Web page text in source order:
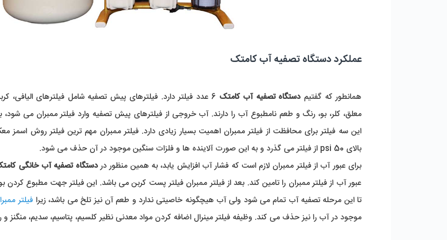
عملکرد دستگاه تصفیه آب کامتک
همانطور که گفتیمدستگاه تصفیه آب کامتک
6 عدد فیلتر دارد. فیلترهای پیش تصفیه شامل فیلترهای الیافی،
معلق، کلر، بو، رنگ و طعم نامطبوع آب را دارند. آب خروجی از فیلترهای پیش تصفیه وارد فیلتر ممبران می
این سه فیلتر برای محافظت از فیلتر ممبران اهمیت بسیار زیادی دارد. فیلتر ممبران مهم ترین فیلتر روش
بالای 50 psi از فیلتر می گذرد و به این صورت آلاینده ها و فلزات سنگین موجود در آن حذف می شود.
برای عبور آب از فیلتر ممبران لازم است که فشار آب افزایش یابد، به همین منظور دردستگاه تصفیه آب خانگی
عبور آب از فیلتر ممبران را تامین کند. بعد از فیلتر ممبران فیلتر پست کربن می باشد. این فیلتر جهت مطبوع
تا این مرحله تصفیه آب تمام می شود ولی آب هیچگونه خاصیتی ندارد و طعم آن نیز تلخ می باشد، زیرا فیلتر
موجود در آب را نیز حذف می کند. وظیفه فیلتر مینرال اضافه کردن مواد معدنی نظیر کلسیم، پتاسیم، سدیم، منگنز